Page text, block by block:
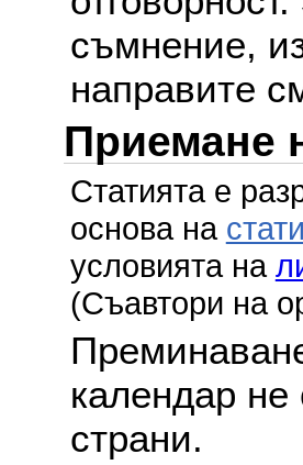
съмнение,
направите
Приемане
Статията е
основа на
условията на
(Съавтори на
календар
страни.